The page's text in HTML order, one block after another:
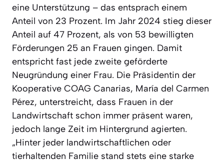
eine Unterstützung – das entsprach einem
Anteil von 23 Prozent. Im Jahr 2024 stieg dieser
Anteil auf 47 Prozent, als von 53 bewilligten
Förderungen 25 an Frauen gingen. Damit
entspricht fast jede zweite geförderte
Neugründung einer Frau. Die Präsidentin der
Kooperative COAG Canarias, María del Carmen
Pérez, unterstreicht, dass Frauen in der
Landwirtschaft schon immer präsent waren,
jedoch lange Zeit im Hintergrund agierten.
„Hinter jeder landwirtschaftlichen oder
tierhaltenden Familie stand stets eine starke